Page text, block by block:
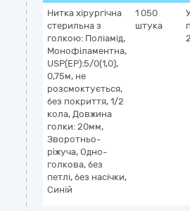
Нитка хірургічна
стерильна з
голкою: Поліамід,
Монофіламентна,
USP(EP):5/0(1,0),
0,75м, не
розсмоктується,
без покриття, 1/2
кола, Довжина
голки: 20мм,
Зворотньо-
ріжуча, Одно-
голкова, без
петлі, без насічки,
Синій
1 050
штука